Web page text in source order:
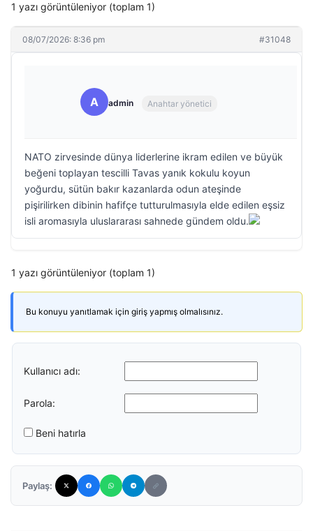
1 yazı görüntüleniyor (toplam 1)
08/07/2026: 8:36 pm #31048
A admin Anahtar yönetici
NATO zirvesinde dünya liderlerine ikram edilen ve büyük
beğeni toplayan tescilli Tavas yanık kokulu koyun
yoğurdu, sütün bakır kazanlarda odun ateşinde
pişirilirken dibinin hafifçe tutturulmasıyla elde edilen eşsiz
isli aromasıyla uluslararası sahnede gündem oldu.
1 yazı görüntüleniyor (toplam 1)
Bu konuyu yanıtlamak için giriş yapmış olmalısınız.
Kullanıcı adı:
Parola:
Beni hatırla
Paylaş: